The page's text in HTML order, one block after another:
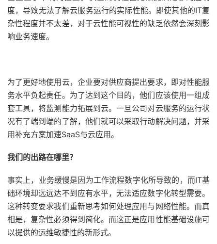
度，导致无法了解云服务运行的实际性能。即使其他的IT复
杂性程度并不太差，对于云性能可视性的缺乏依然会深刻影
响业务速度。
为了更好地使用云，企业要对供应商提出要求，即对性能服
务水平负起责任。为了达到这个目的，他们应该使用一组成
套工具，将监测能力拓展到云。一旦公司对云服务的运行状
况有了端到端的了解，他们就可以采取行动解决问题，并采
用补充方案加速SaaS与云应用。
我们的出路在哪里？
事实上，业务缓慢是因为工作流程数字化所导致的，而IT基
础环境却远远达不到应有水平，无法适应数字化转型需要。
这种转变要求我们重新思考如何处理应用与网络性能。而真
相是，复杂性必须得到简化。而这正是应用性能基础设施可
以提供的运维敏捷性的新形式。